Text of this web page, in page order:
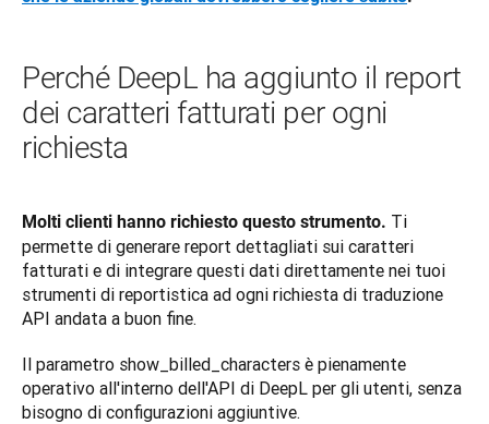
Perché DeepL ha aggiunto il report
dei caratteri fatturati per ogni
richiesta
Molti clienti hanno richiesto questo strumento. Ti
permette di generare report dettagliati sui caratteri
fatturati e di integrare questi dati direttamente nei tuoi
strumenti di reportistica ad ogni richiesta di traduzione
API andata a buon fine.
Il parametro show_billed_characters è pienamente
operativo all'interno dell'API di DeepL per gli utenti, senza
bisogno di configurazioni aggiuntive.